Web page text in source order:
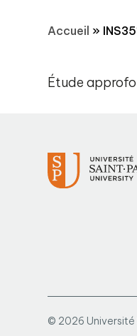
Accueil »
Étude
© 2026 Université